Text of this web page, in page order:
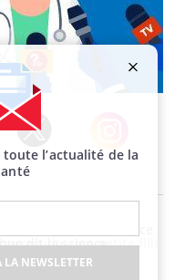
Twitter Instagram
barracuda, une petite fille
secourue grâce à un
réflexe essentiel
toute l’actualité de la
LA NEWSLETTER